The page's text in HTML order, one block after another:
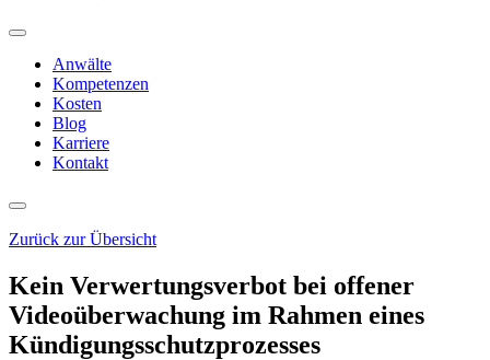
Anwälte
Kompetenzen
Kosten
Blog
Karriere
Kontakt
Zurück zur Übersicht
Kein Verwertungsverbot bei offener
Videoüberwachung im Rahmen eines
Kündigungsschutzprozesses